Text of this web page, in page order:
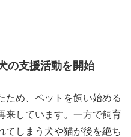
の支援活動を開始
ため、ペットを飼い始める
来しています。一方で飼育
てしまう犬や猫が後を絶ち